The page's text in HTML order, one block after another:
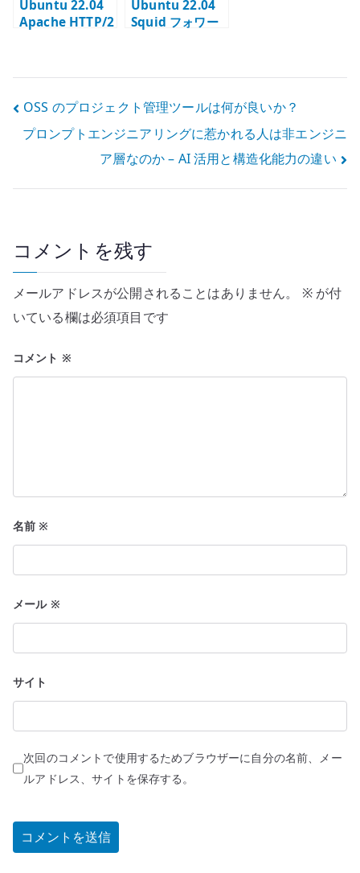
Ubuntu 22.04
Apache HTTP/2
Ubuntu 22.04
Squid フォワー
投
稿
ゲ
ー
シ
ン
OSS のプロジェクト管理ツールは何が良いか？
プロンプトエンジニアリングに惹かれる人は非エンジニ
ア層なのか – AI 活用と構造化能力の違い
コメントを残す
メールアドレスが公開されることはありません。 ※が付
いている欄は必須項目です
コメント ※
名前※
メール ※
サイト
次回のコメントで使用するためブラウザーに自分の名前、メー
ルアドレス、サイトを保存する。